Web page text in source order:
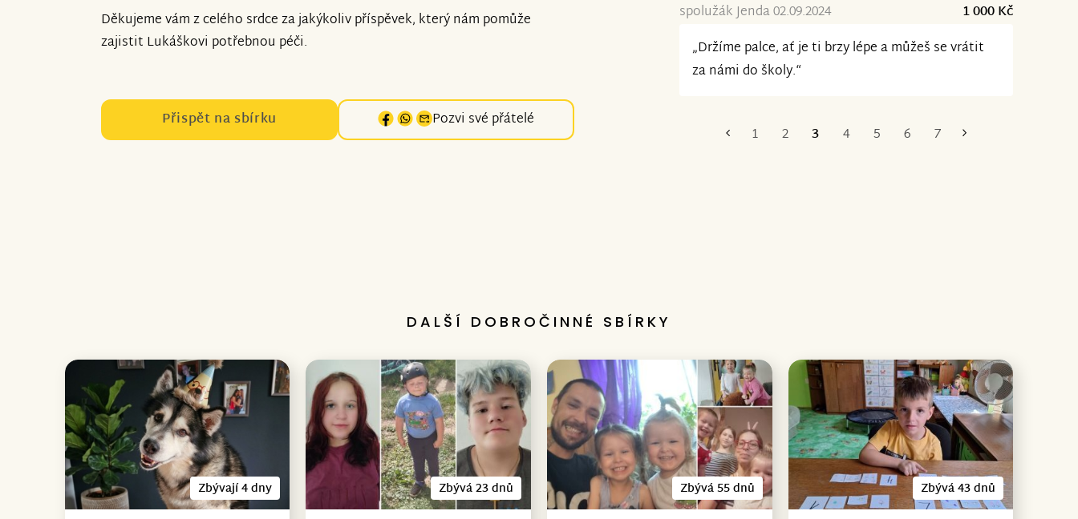
Děkujeme vám z celého srdce za jakýkoliv příspěvek, který nám pomůže
zajistit Lukáškovi potřebnou péči.
Přispět na sbírku Pozvi své přátelé
spolužák Jenda 02.09.2024
1 000 Kč
„Držíme palce, ať je ti brzy lépe a můžeš se vrátit
za námi do školy.“
1 2 3 4 5 6 7
DALŠÍ DOBROČINNÉ SBÍRKY
Zbývají 4 dny Zbývá 23 dnů Zbývá 55 dnů Zbývá 43 dnů